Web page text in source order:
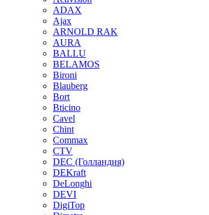
ADAX
Ajax
ARNOLD RAK
AURA
BALLU
BELAMOS
Bironi
Blauberg
Bort
Bticino
Cavel
Chint
Commax
CTV
DEC (Голландия)
DEKraft
DeLonghi
DEVI
DigiTop